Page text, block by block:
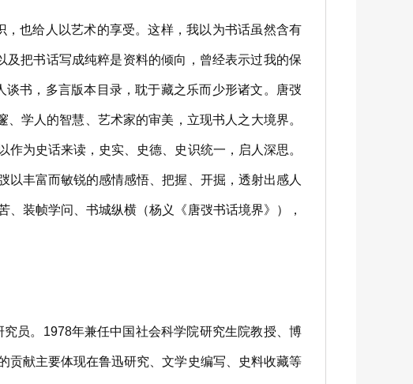
也给人以艺术的享受。这样，我以为书话虽然含有
及把书话写成纯粹是资料的倾向，曾经表示过我的保
书，多言版本目录，耽于藏之乐而少形诸文。唐弢
学人的智慧、艺术家的审美，立现书人之大境界。
为史话来读，史实、史德、史识统一，启人深思。
丰富而敏锐的感情感悟、把握、开掘，透射出感人
装帧学问、书城纵横（杨义《唐弢书话境界》），
员。1978年兼任中国社会科学院研究生院教授、博
贡献主要体现在鲁迅研究、文学史编写、史料收藏等